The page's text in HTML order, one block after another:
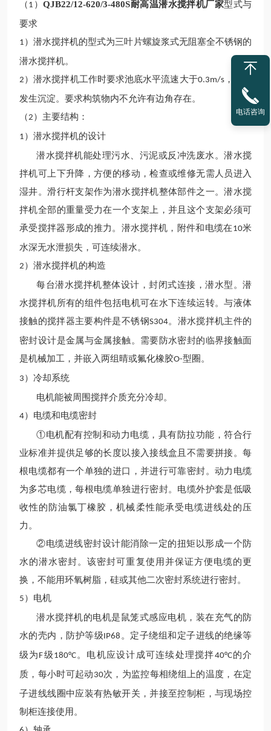
（ 1 ）QJB22/12-620/3-480S耐高温潜水搅拌机厂家型式与
要求
1 ）潜水搅拌机的型式为三叶片螺旋浆式无阻塞全不锈钢的
潜水搅拌机。
2 ）潜水搅拌机工作时要求池底水平流速大于0.3m/s，以防
发生沉淀。要求构筑物内不允许有边角存在。
（2 ）主要结构：
1 ）潜水搅拌机的设计
潜水搅拌机能处理污水、污泥或反冲洗废水。潜水搅
拌机可上下升降，方便的移动，检查或维修无需人员进入
湿井。滑行杆支架作为潜水搅拌机整体部件之一。潜水搅
拌机全部的重量受力在一个支架上，并且这个支架必须可
承受搅拌器形成的推力。潜水搅拌机，附件和电缆在 10米
水深无水泄损失，可连续潜水。
2 ）潜水搅拌机的构造
每台潜水搅拌机整体设计，封闭式连接，潜水型。潜
水搅拌机所有的组件包括电机可在水下连续运转。与液体
接触的搅拌器主要构件是不锈钢S304。潜水搅拌机主件的
密封设计是金属与金属接触。需要防水密封的临界接触面
是机械加工，并嵌入两组晴或氟化橡胶O-型圈。
3 ）冷却系统
电机能被周围搅拌介质充分冷却。
4）电缆和电缆密封
①电机配有控制和动力电缆，具有防拉功能，符合行
业标准并提供足够的长度以接入接线盒且不需要拼接。每
根电缆都有一个单独的进口，并进行可靠密封。动力电缆
为多芯电缆，每根电缆单独进行密封。电缆外护套是低吸
收性的防油氯丁橡胶，机械柔性能承受电缆进线处的压
力。
②电缆进线密封设计能消除一定的扭矩以形成一个防
水的潜水密封。该密封可重复使用并保证方便电缆的更
换，不能用环氧树脂，硅或其他二次密封系统进行密封。
5 ）电机
潜水搅拌机的电机是鼠笼式感应电机，装在充气的防
水的壳内，防护等级IP68 。定子绕组和定子进线的绝缘等
级为 F级 180°C。电机应设计成可连续处理搅拌40°C的介
质，每小时可起动 30次，为监控每相绕组上的温度，在定
子进线线圈中应装有热敏开关，并接至控制柜，与现场控
制柜连接使用。
电话咨询